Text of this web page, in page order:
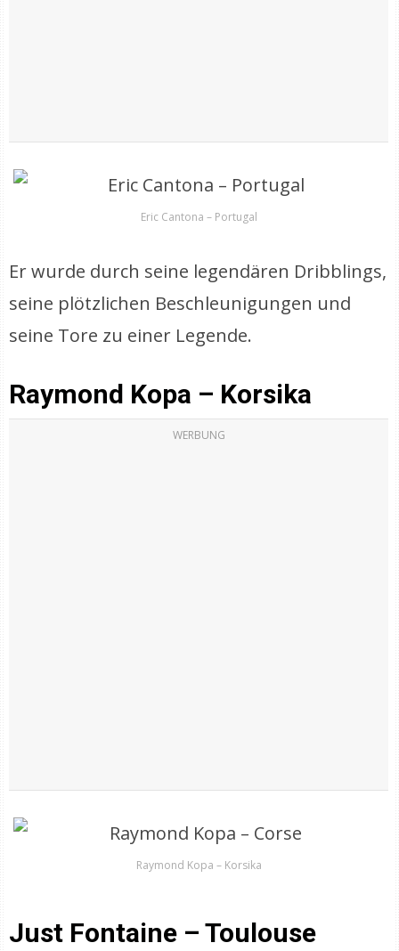
Eric Cantona – Portugal
Er wurde durch seine legendären Dribblings,
seine plötzlichen Beschleunigungen und
seine Tore zu einer Legende.
Raymond Kopa – Korsika
WERBUNG
Raymond Kopa – Korsika
Just Fontaine – Toulouse